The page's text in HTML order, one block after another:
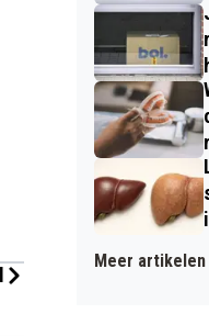
Meer artikelen